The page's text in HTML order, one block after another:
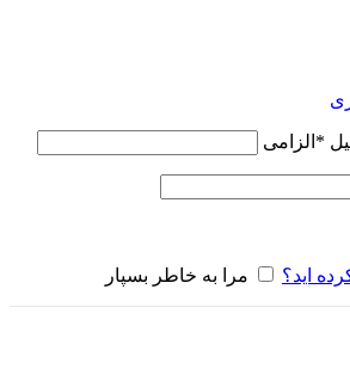
* الزامی
اید؟ مرا به خاطر بسپار